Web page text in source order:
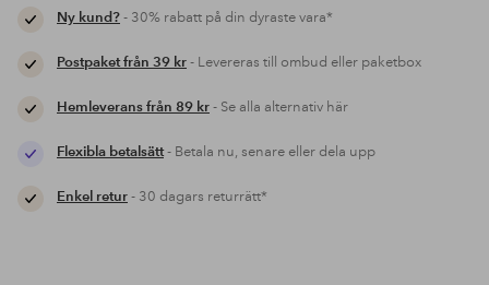
Ny kund?- 30% rabatt på din dyraste vara*
Postpaket från 39 kr- Levereras till ombud eller paketbox
Hemleverans från 89 kr- Se alla alternativ här
Flexibla betalsätt- Betala nu, senare eller dela upp
Enkel retur- 30 dagars returrätt*